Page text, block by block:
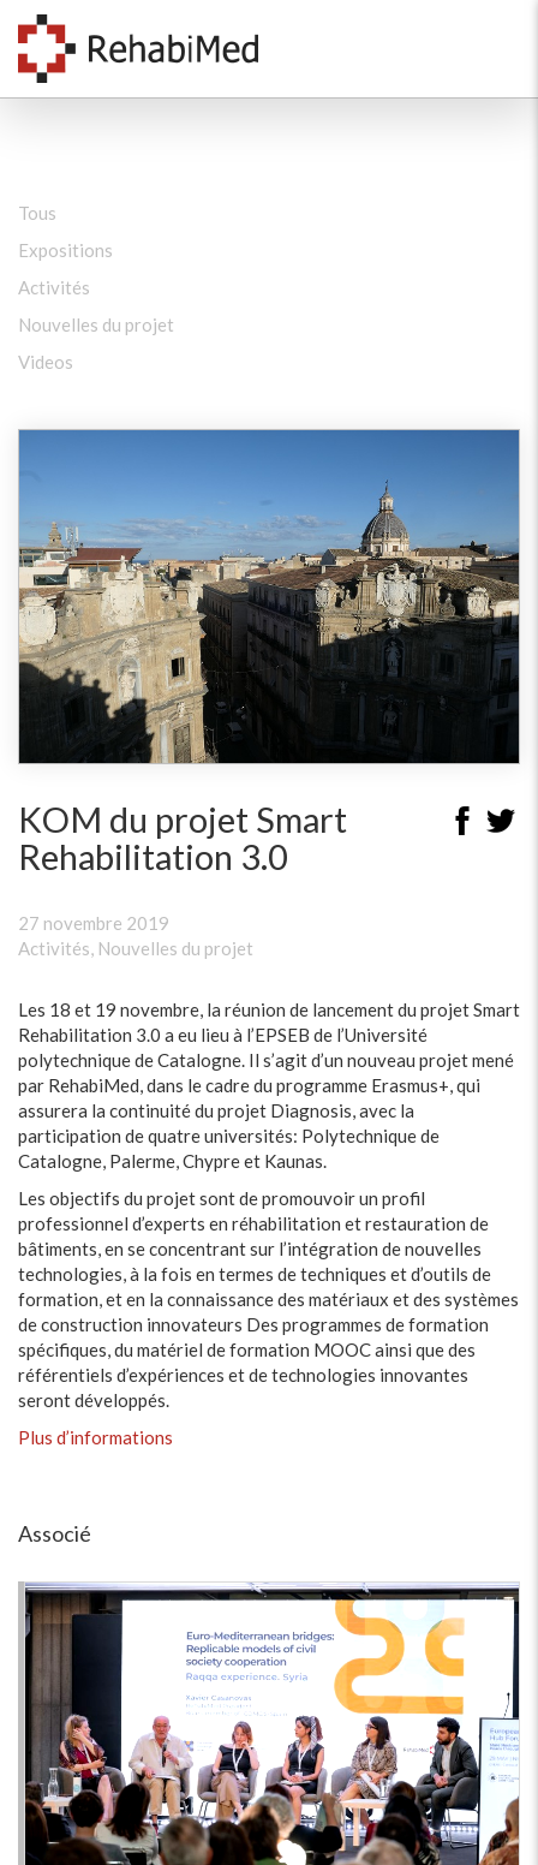
Tous
Expositions
Activités
Nouvelles du projet
Videos
KOM du projet Smart
Rehabilitation 3.0
27 novembre 2019
Activités, Nouvelles du projet
Les 18 et 19 novembre, la réunion de lancement du projet Smart
Rehabilitation 3.0 a eu lieu à l’EPSEB de l’Université
polytechnique de Catalogne. Il s’agit d’un nouveau projet mené
par RehabiMed, dans le cadre du programme Erasmus+, qui
assurera la continuité du projet Diagnosis, avec la
participation de quatre universités: Polytechnique de
Catalogne, Palerme, Chypre et Kaunas.
Les objectifs du projet sont de promouvoir un profil
professionnel d’experts en réhabilitation et restauration de
bâtiments, en se concentrant sur l’intégration de nouvelles
technologies, à la fois en termes de techniques et d’outils de
formation, et en la connaissance des matériaux et des systèmes
de construction innovateurs Des programmes de formation
spécifiques, du matériel de formation MOOC ainsi que des
référentiels d’expériences et de technologies innovantes
seront développés.
Plus d’informations
Associé